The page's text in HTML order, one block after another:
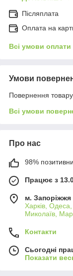
Післяплата
Оплата на
Всі умови оплати
Умови
Повернення
Всі умови
Про нас
98%
Працює з
м. Запоріжжя
Харків, Одеса,
Миколаїв,
Контакти
Сьогодні
Показати